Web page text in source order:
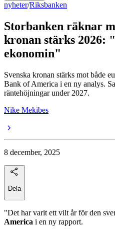
nyheter/Riksbanken
Storbanken räknar
kronan stärks 2026:
ekonomin"
Svenska kronan stärks mot både
Bank of America i en ny analys.
räntehöjningar under 2027.
Nike Mekibes
8 december, 2025
Dela
"Det har varit ett vilt år för den
America i en ny rapport.